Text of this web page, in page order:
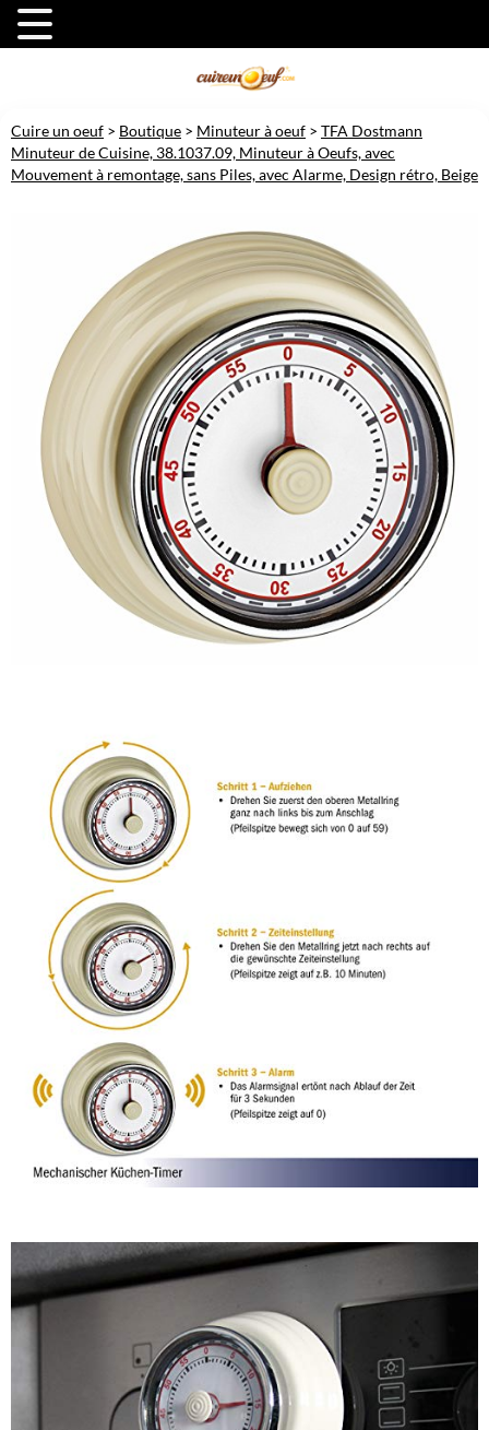
Cuire un oeuf > Boutique > Minuteur à oeuf > TFA Dostmann
Minuteur de Cuisine, 38.1037.09, Minuteur à Oeufs, avec
Mouvement à remontage, sans Piles, avec Alarme, Design rétro, Beige